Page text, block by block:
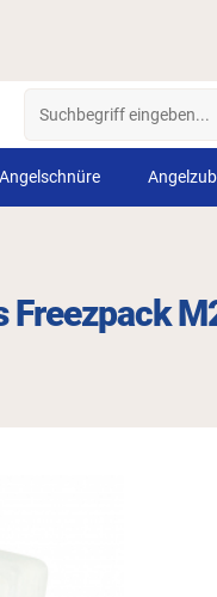
Angelschnüre
Freezpack